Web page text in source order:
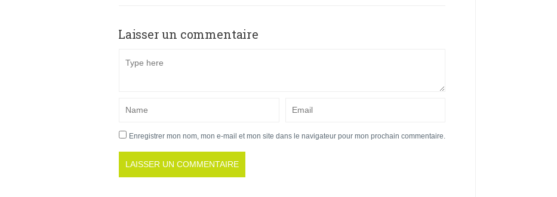
Laisser un commentaire
Enregistrer mon nom, mon e-mail et mon site dans le navigateur pour mon prochain commentaire.